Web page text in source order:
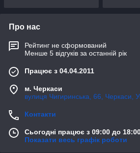
Про нас
Рейтинг не сформований
Менше 5 відгуків за останній рік
Працює з 04.04.2011
м. Черкаси
вулиця Чигиринська, 66, Черкаси,
Контакти
Сьогодні працює з 09:00 до
Показати весь графік роботи